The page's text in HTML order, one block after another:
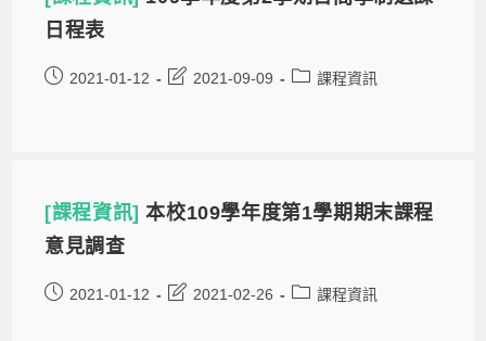
日程表
2021-01-12 2021-09-09 課程資訊
[課程資訊]本校109學年度第1學期期末課程
意見調查
2021-01-12 2021-02-26 課程資訊